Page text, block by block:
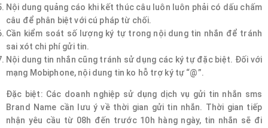
Nội dung quảng cáo khi kết thúc câu luôn luôn phải có dấu chấm
câu để phân biệt với cú pháp từ chối.
Cần kiểm soát số lượng ký tự trong nội dung tin nhắn để tránh
sai xót chi phí gửi tin.
Nội dung tin nhắn cũng tránh sử dụng các ký tự đặc biệt. Đối với
mạng Mobiphone, nội dung tin ko hỗ trợ ký tự “@”.
Đặc biệt: Các doanh nghiệp sử dụng dịch vụ gửi tin nhắn sms
Brand Name cần lưu ý về thời gian gửi tin nhắn. Thời gian tiếp
nhận yêu cầu từ 08h đến trước 10h hàng ngày, tin nhắn sẽ đi